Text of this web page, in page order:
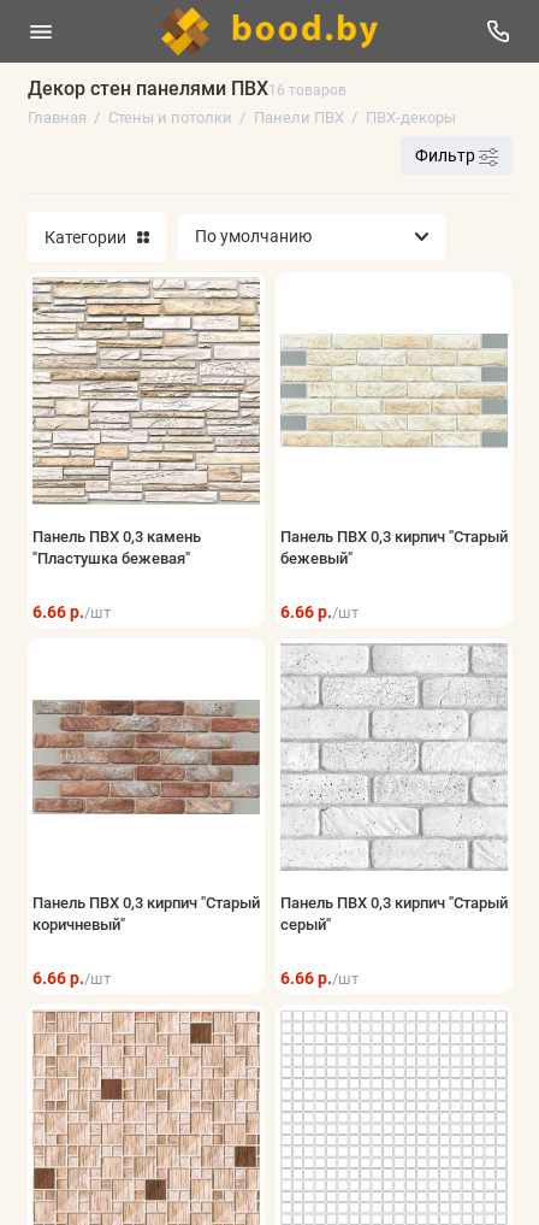
Декор стен панелями ПВХ16 товаров
Главная Стены и потолки Панели ПВХ ПВХ-декоры
Интерьерные рейки
Реечные панели
Панели ПВХ
Панели МДФ
Показать все
Фильтр
Категории
Панель ПВХ 0,3 камень
"Пластушка бежевая"
6.66 р./шт
Панель ПВХ 0,3 кирпич "Старый
бежевый"
6.66 р./шт
Панель ПВХ 0,3 кирпич "Старый
коричневый"
6.66 р./шт
Панель ПВХ 0,3 кирпич "Старый
серый"
6.66 р./шт